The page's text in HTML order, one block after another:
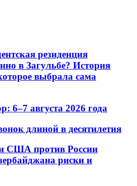
резиденция
в Загульбе? История
выбрала сама
6–7 августа 2026 года
длиной в десятилетия
США против России
риски и